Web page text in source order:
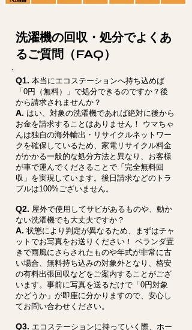
洗濯機の回収・処分でよくあ
るご質問（FAQ）
Q1. 本当にエコステーションへ持ち込めば
「0円（無料）」で処分できるのですか？後
から請求されませんか？
A. はい、対象の洗濯機であれば絶対に後から
お金を請求することはありません！ ウマちゃ
んは独自の海外輸出・リサイクルネットワー
クを確保しているため、家電リサイクル料金
がかかる一般的な処分方法と異なり、お客様
が車で運んでくださることで「完全無料回
収」を実現しています。後日請求などのトラ
ブルは100%ございません。
Q2. 屋外で使用してサビがあるものや、動か
ない洗濯機でも大丈夫ですか？
A. 状態により判定が異なるため、まずはチャ
ットでお写真をお送りください！ ベランダ置
きで雨風にさらされたものや年式が非常に古
い場合、無料持ち込みの対象外となり、格安
の有料出張回収などをご案内することがござ
います。事前に写真を送るだけで「0円対象
かどうか」が即座に分かりますので、安心し
てお問い合わせください。
Q3. エコステーションに持っていく際、ホー